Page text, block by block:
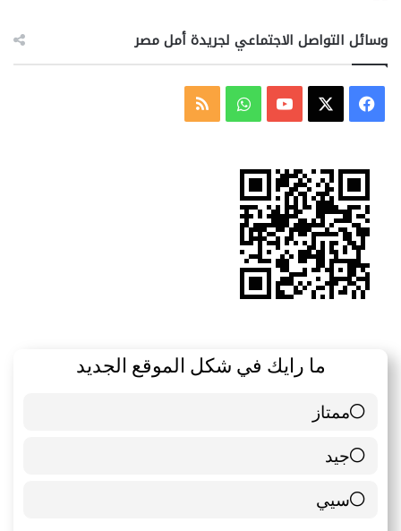
وسائل التواصل الاجتماعي لجريدة أمل مصر
فيسبوك ‫YouTubeواتسابملخص
ما رايك في شكل الموقع الجديد
ممتاز
6 ( 85.71 % )
جيد
0 ( 0 % )
سيي
1 ( 14.29 % )